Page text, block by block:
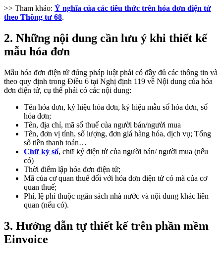
>> Tham khảo: Ý nghĩa của các tiêu thức trên hóa đơn điện tử
theo Thông tư 68.
2. Những nội dung cần lưu ý khi thiết kế
mẫu hóa đơn
Mẫu hóa đơn điện tử đúng pháp luật phải có đầy đủ các thông tin và
theo quy định trong Điều 6 tại Nghị định 119 về Nội dung của hóa
đơn điện tử, cụ thể phải có các nội dung:
Tên hóa đơn, ký hiệu hóa đơn, ký hiệu mẫu số hóa đơn, số
hóa đơn;
Tên, địa chỉ, mã số thuế của người bán/người mua
Tên, đơn vị tính, số lượng, đơn giá hàng hóa, dịch vụ; Tổng
số tiền thanh toán…
Chữ ký số, chữ ký điện tử của người bán/ người mua (nếu
có)
Thời điểm lập hóa đơn điện tử;
Mã của cơ quan thuế đối với hóa đơn điện tử có mã của cơ
quan thuế;
Phí, lệ phí thuộc ngân sách nhà nước và nội dung khác liên
quan (nếu có).
3. Hướng dẫn tự thiết kế trên phần mềm
Einvoice